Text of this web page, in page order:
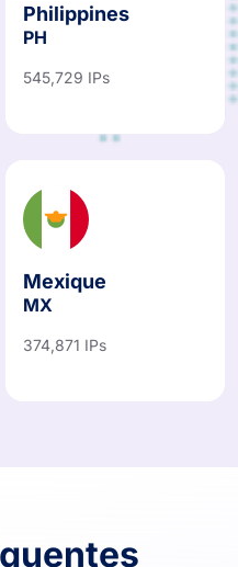
Philippines
PH
545,729 IPs
Mexique
MX
374,871 IPs